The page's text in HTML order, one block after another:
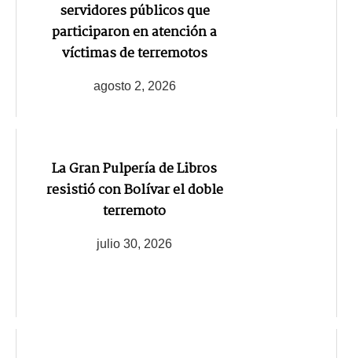
servidores públicos que
participaron en atención a
víctimas de terremotos
agosto 2, 2026
La Gran Pulpería de Libros
resistió con Bolívar el doble
terremoto
julio 30, 2026